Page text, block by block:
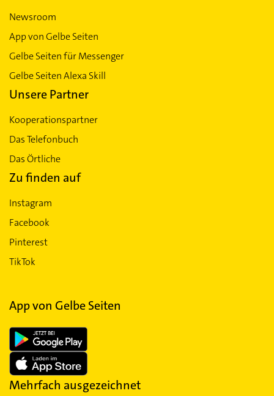
Newsroom
App von Gelbe Seiten
Gelbe Seiten für Messenger
Gelbe Seiten Alexa Skill
Unsere Partner
Kooperationspartner
Das Telefonbuch
Das Örtliche
Zu finden auf
Instagram
Facebook
Pinterest
TikTok
App von Gelbe Seiten
Mehrfach ausgezeichnet